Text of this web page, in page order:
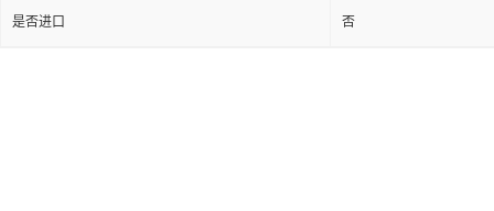
是否进口 否